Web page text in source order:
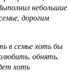
небольшие
дорогим
в семье хоть бы
обнять,
хоть